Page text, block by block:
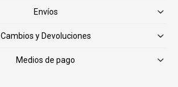
Envíos
Cambios y Devoluciones
Medios de pago